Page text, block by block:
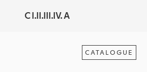
C I.II.III.IV. A
CATALOGUE